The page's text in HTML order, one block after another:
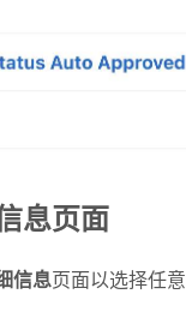
息页面
信息页面以选择任